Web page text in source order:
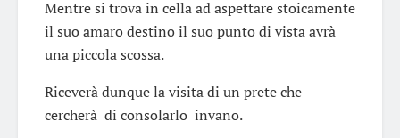
Mentre si trova in cella ad aspettare stoicamente
il suo amaro destino il suo punto di vista avrà
una piccola scossa.
Riceverà dunque la visita di un prete che
cercherà di consolarlo invano.